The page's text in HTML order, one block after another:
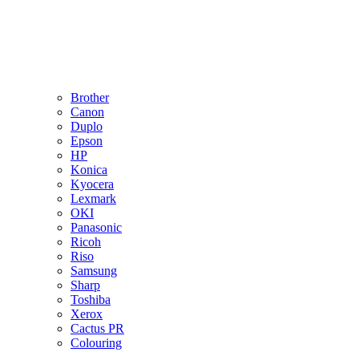
Brother
Canon
Duplo
Epson
HP
Konica
Kyocera
Lexmark
OKI
Panasonic
Ricoh
Riso
Samsung
Sharp
Toshiba
Xerox
Cactus PR
Colouring